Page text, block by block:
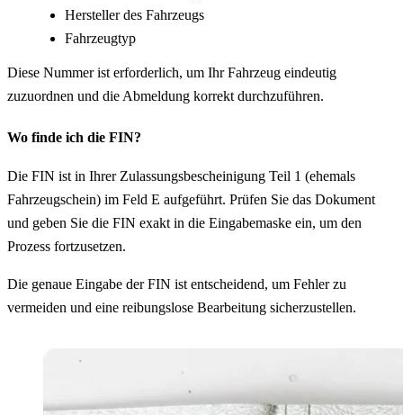
Hersteller des Fahrzeugs
Fahrzeugtyp
Diese Nummer ist erforderlich, um Ihr Fahrzeug eindeutig
zuzuordnen und die Abmeldung korrekt durchzuführen.
Wo finde ich die FIN?
Die FIN ist in Ihrer Zulassungsbescheinigung Teil 1 (ehemals
Fahrzeugschein) im Feld E aufgeführt. Prüfen Sie das Dokument
und geben Sie die FIN exakt in die Eingabemaske ein, um den
Prozess fortzusetzen.
Die genaue Eingabe der FIN ist entscheidend, um Fehler zu
vermeiden und eine reibungslose Bearbeitung sicherzustellen.